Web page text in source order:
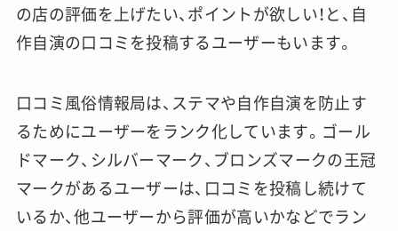
の店の評価を上げたい、ポイントが欲しい！と、自
作自演の口コミを投稿するユーザーもいます。
口コミ風俗情報局は、ステマや自作自演を防止す
るためにユーザーをランク化しています。ゴール
ドマーク、シルバーマーク、ブロンズマークの王冠
マークがあるユーザーは、口コミを投稿し続けて
いるか、他ユーザーから評価が高いかなどでラン